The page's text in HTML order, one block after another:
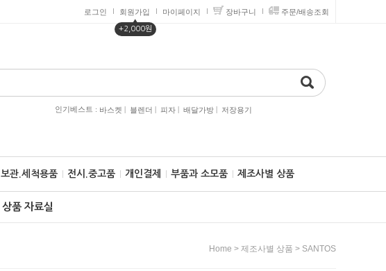
로그인 회원가입
▲
+2,000원
마이페이지 장바구니 주문/배송조회
인기베스트 : 바스켓 | 블렌더 | 피자 | 배달가방 | 저장용기
보관.세척용품 전시.중고품 개인결제 부품과 소모품 제조사별 상품
상품 자료실
Home > 제조사별 상품 > SANTOS